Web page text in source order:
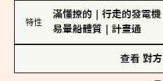
特性
滿懂撩的 行走的發電機
易暈船體質
計畫通
查看 對方